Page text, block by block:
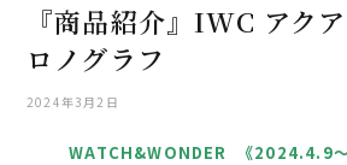
『商品紹介』IWC アク
ロノグラフ
2024年3月2日
WATCH&WONDER 《2024.4.9